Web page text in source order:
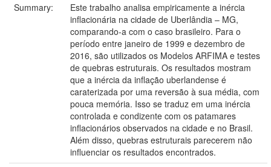
Summary:
Este trabalho analisa empiricamente a inércia
inflacionária na cidade de Uberlândia – MG,
comparando-a com o caso brasileiro. Para o
período entre janeiro de 1999 e dezembro de
2016, são utilizados os Modelos ARFIMA e testes
de quebras estruturais. Os resultados mostram
que a inércia da inflação uberlandense é
caraterizada por uma reversão à sua média, com
pouca memória. Isso se traduz em uma inércia
controlada e condizente com os patamares
inflacionários observados na cidade e no Brasil.
Além disso, quebras estruturais parecerem não
influenciar os resultados encontrados.